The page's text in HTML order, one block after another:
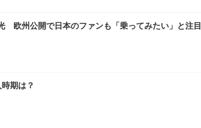
欧州公開で日本のファンも「乗ってみたい」と注目
期は？